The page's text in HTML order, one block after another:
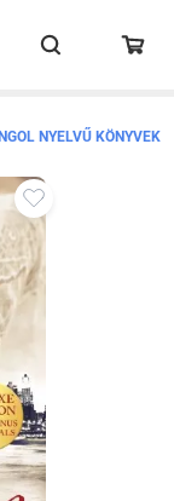
NYELVŰ KÖNYVEK